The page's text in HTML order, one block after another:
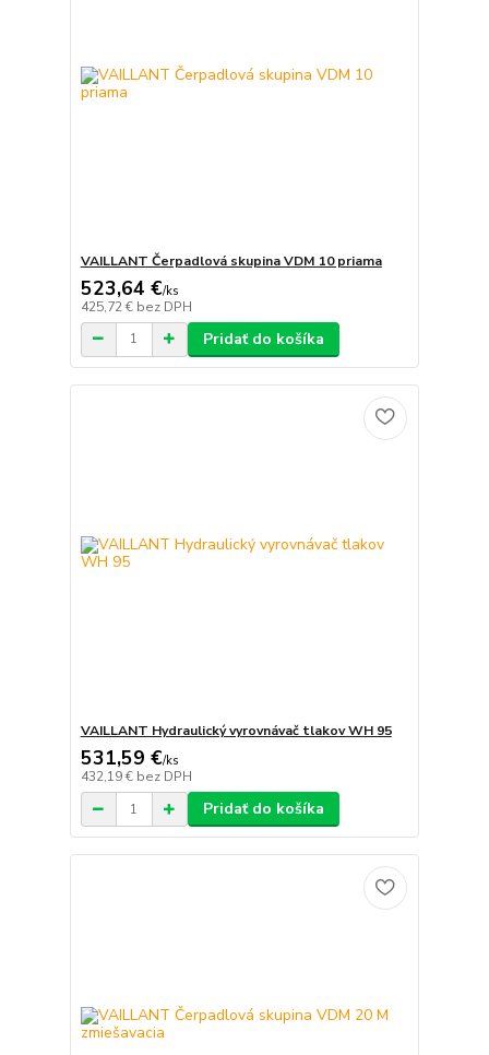
VAILLANT Čerpadlová skupina VDM 10 priama
523,64 €/ks
425,72 € bez DPH
Pridať do košíka
VAILLANT Hydraulický vyrovnávač tlakov WH 95
531,59 €/ks
432,19 € bez DPH
Pridať do košíka